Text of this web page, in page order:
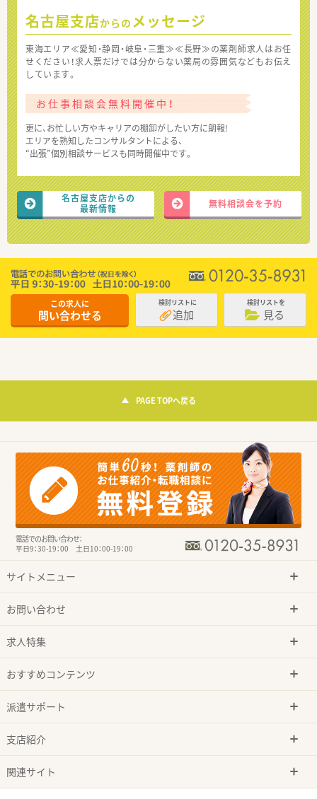
名古屋支店からの メッセージ
東海エリア≪愛知・静岡・岐阜・三重≫≪長野≫の薬剤師求人はお任
せください！求人票だけでは分からない薬局の雰囲気などもお伝え
しています。
お仕事相談会無料開催中！
更に、お忙しい方やキャリアの棚卸がしたい方に朗報!
エリアを熟知したコンサルタントによる、
“出張”個別相談サービスも同時開催中です。
名古屋支店からの
最新情報
無料相談会を予約
この求人に
問い合わせる
検討リストに
追加
検討リストを
見る
PAGE TOPへ戻る
電話でのお問い合わせ：
平日9：30-19：00 土日10：00-19：00
サイトメニュー
お問い合わせ
求人特集
おすすめコンテンツ
派遣サポート
支店紹介
関連サイト